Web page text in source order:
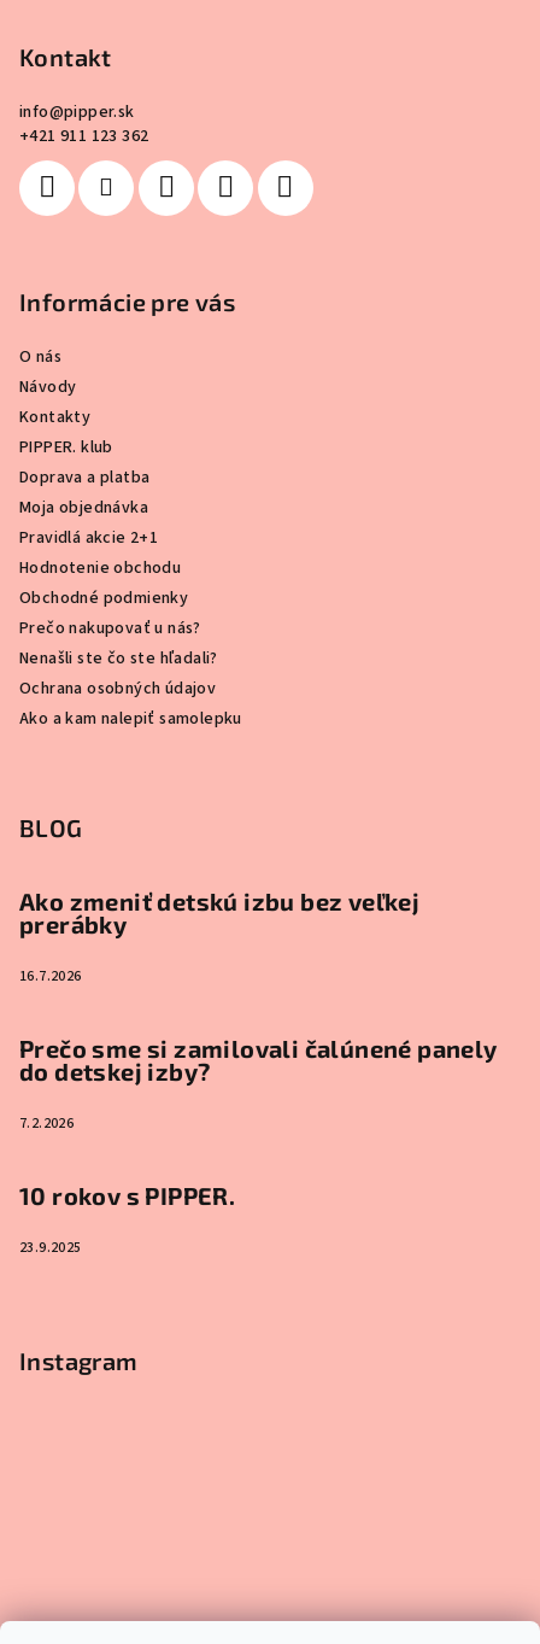
Kontakt
info@pipper.sk
+421 911 123 362
Informácie pre vás
O nás
Návody
Kontakty
PIPPER. klub
Doprava a platba
Moja objednávka
Pravidlá akcie 2+1
Hodnotenie obchodu
Obchodné podmienky
Prečo nakupovať u nás?
Nenašli ste čo ste hľadali?
Ochrana osobných údajov
Ako a kam nalepiť samolepku
BLOG
Ako zmeniť detskú izbu bez veľkej
prerábky
16.7.2026
Prečo sme si zamilovali čalúnené panely
do detskej izby?
7.2.2026
10 rokov s PIPPER.
23.9.2025
Instagram